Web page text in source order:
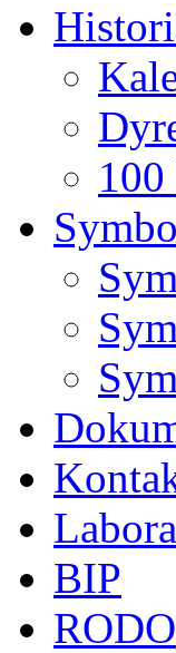
BIP
RODO